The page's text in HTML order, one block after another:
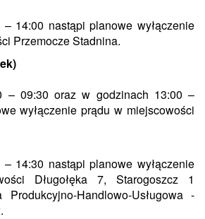
14:00 nastąpi planowe wyłączenie
Przemocze Stadnina.
– 09:30 oraz w godzinach 13:00 –
wyłączenie prądu w miejscowości
14:30 nastąpi planowe wyłączenie
Długołęka 7, Starogoszcz 1
Produkcyjno-Handlowo-Usługowa -